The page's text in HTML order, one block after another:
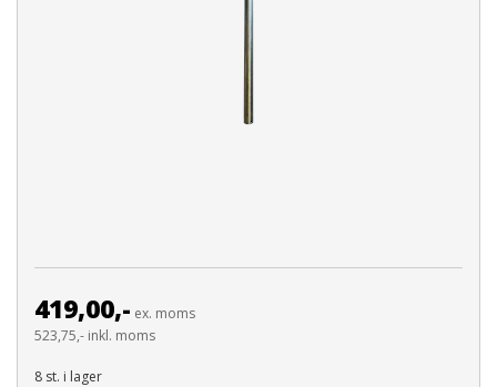
419,00,- ex. moms
523,75,- inkl. moms
8 st. i lager